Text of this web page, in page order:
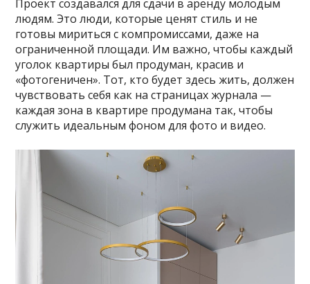
Проект создавался для сдачи в аренду молодым
людям. Это люди, которые ценят стиль и не
готовы мириться с компромиссами, даже на
ограниченной площади. Им важно, чтобы каждый
уголок квартиры был продуман, красив и
«фотогеничен». Тот, кто будет здесь жить,должен
чувствовать себя как на страницах журнала —
каждая зона в квартире продумана так, чтобы
служить идеальным фоном для фото и видео.